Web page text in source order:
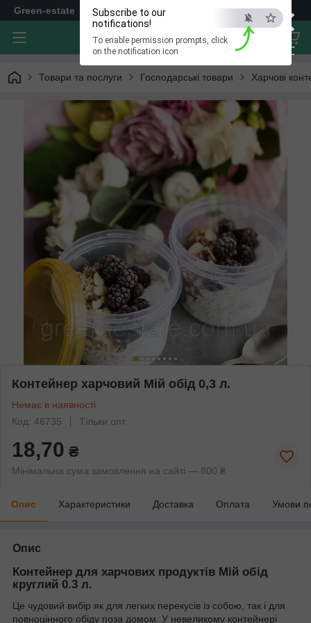
×
ESC
Subscribe to our
notifications!
To enable permission prompts, click
on the notification icon
Green-estate
Товари та послуги Господарські товари Харчові
Контейнер харчовий Мій обід 0,3 л.
Немає в наявності
Код: 46735
Тільки опт
18,70 ₴
Мінімальна сума замовлення на сайті — 800 ₴
Опис Характеристики Доставка Оплата Умови
Опис
Контейнер для харчових продуктів Мій обід
круглий 0.3 л.
Це чудовий вибір як для легких перекусів із собою, так і для
повноцінного обіду поза домом. У невеликому контейнері